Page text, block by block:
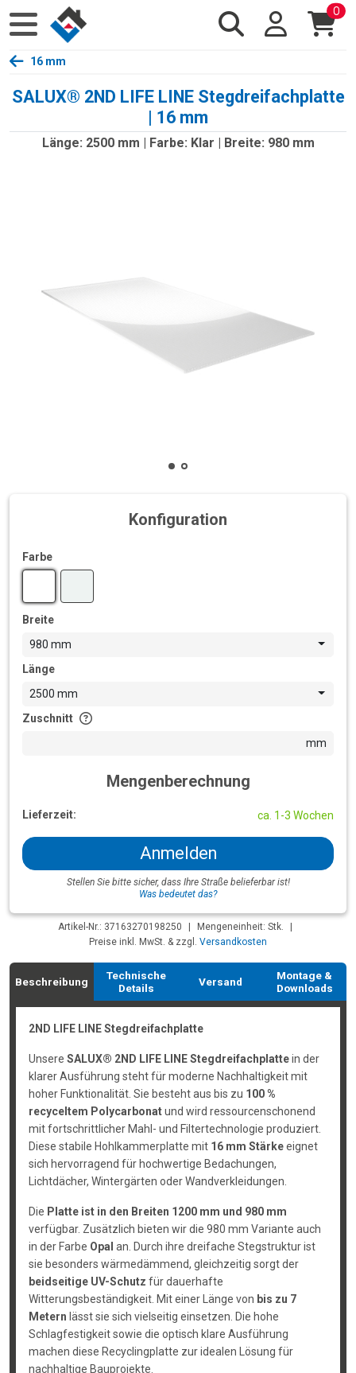
0
16 mm
SALUX® 2ND LIFE LINE Stegdreifachplatte
| 16 mm
Länge: 2500 mm | Farbe: Klar | Breite: 980 mm
Konfiguration
Farbe
Breite
980 mm
Länge
2500 mm
Zuschnitt
mm
Mengenberechnung
Lieferzeit: ca. 1-3 Wochen
Anmelden
Stellen Sie bitte sicher, dass Ihre Straße belieferbar ist!
Was bedeutet das?
Artikel-Nr.: 37163270198250 | Mengeneinheit: Stk.
|
Preise inkl. MwSt. & zzgl. Versandkosten
Beschreibung
Technische
Details
Versand
Montage &
Downloads
2ND LIFE LINE Stegdreifachplatte
Unsere SALUX® 2ND LIFE LINE Stegdreifachplattein der
klarer Ausführung steht für moderne Nachhaltigkeit mit
hoher Funktionalität. Sie besteht aus bis zu 100 %
recyceltem Polycarbonatund wird ressourcenschonend
mit fortschrittlicher Mahl- und Filtertechnologie produziert.
Diese stabile Hohlkammerplatte mit 16 mm Stärkeeignet
sich hervorragend für hochwertige Bedachungen,
Lichtdächer, Wintergärten oder Wandverkleidungen.
Die Platte ist in den Breiten 1200 mm und 980 mm
verfügbar. Zusätzlich bieten wir die 980 mm Variante auch
in der Farbe Opal an. Durch ihre dreifache Stegstruktur ist
sie besonders wärmedämmend, gleichzeitig sorgt der
beidseitige UV-Schutz für dauerhafte
Witterungsbeständigkeit. Mit einer Länge von bis zu 7
Metern lässt sie sich vielseitig einsetzen. Die hohe
Schlagfestigkeit sowie die optisch klare Ausführung
machen diese Recyclingplatte zur idealen Lösung für
nachhaltige Bauprojekte.